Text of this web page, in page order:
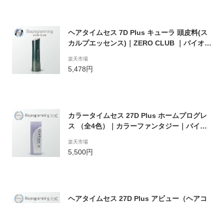
ヘアタイムセス 7D Plus キューラ 頭皮料(ス
カルプエッセンス)｜ZERO CLUB ｜バイオプ
ー:リュミエリーナ)
楽天市場
5,478円
カラータイムセス 27D Plus ホームプログレ
ス （全4色）｜カラーファンタジー｜バイオ
ミエリーナ)
楽天市場
5,500円
ヘアタイムセス 27D Plus アビュー（ヘアコ